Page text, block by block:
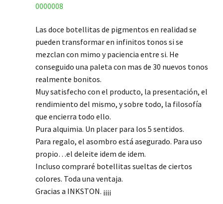
de 5
0000008
Las doce botellitas de pigmentos en realidad se
pueden transformar en infinitos tonos si se
mezclan con mimo y paciencia entre si. He
conseguido una paleta con mas de 30 nuevos tonos
realmente bonitos.
Muy satisfecho con el producto, la presentación, el
rendimiento del mismo, y sobre todo, la filosofía
que encierra todo ello.
Pura alquimia. Un placer para los 5 sentidos.
Para regalo, el asombro está asegurado. Para uso
propio…el deleite idem de idem.
Incluso compraré botellitas sueltas de ciertos
colores. Toda una ventaja.
Gracias a INKSTON. ¡¡¡¡